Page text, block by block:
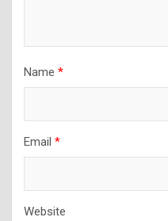
Name *
Email *
Website